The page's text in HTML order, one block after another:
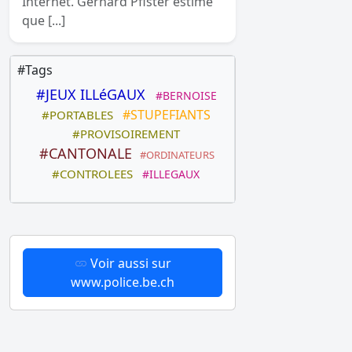
que [...]
#Tags
#JEUX ILLéGAUX #BERNOISE
#PORTABLES #STUPEFIANTS
#PROVISOIREMENT
#CANTONALE #ORDINATEURS
#CONTROLEES #ILLEGAUX
Voir aussi sur
www.police.be.ch